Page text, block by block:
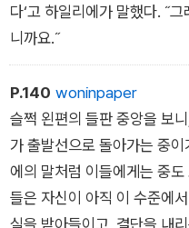
다‘고 하일리에가 말했다. ˝
니까요.˝
P.140 woninpaper
슬쩍 왼편의 들판 중앙을 보
가 출발선으로 돌아가는 중
에의 말처럼 이들에게는 중
들은 자신이 아직 이 수준에
실을 받아들이고, 결단을 내